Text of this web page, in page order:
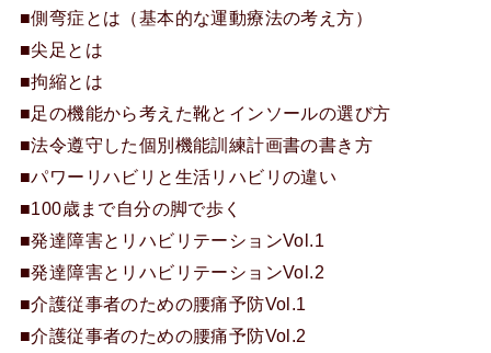
■側弯症とは（基本的な運動療法の考え方）
■尖足とは
■拘縮とは
■足の機能から考えた靴とインソールの選び方
■法令遵守した個別機能訓練計画書の書き方
■パワーリハビリと生活リハビリの違い
■100歳まで自分の脚で歩く
■発達障害とリハビリテーションVol.1
■発達障害とリハビリテーションVol.2
■介護従事者のための腰痛予防Vol.1
■介護従事者のための腰痛予防Vol.2